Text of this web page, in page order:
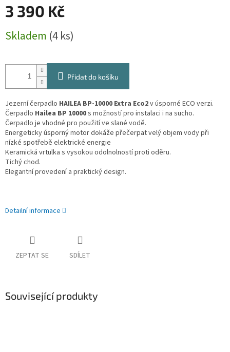
3 390 Kč
cena:
Skladem (4 ks)
Přidat do košíku
Jezerní čerpadlo HAILEA BP-10000 Extra Eco2v úsporné ECO verzi.
Čerpadlo Hailea BP 10000s možností pro instalaci i na sucho.
Čerpadlo je vhodné pro použití ve slané vodě.
Energeticky úsporný motor dokáže přečerpat velý objem vody při
nízké spotřebě elektrické energie
Keramická vrtulka s vysokou odolnolností proti oděru.
Tichý chod.
Elegantní provedení a praktický design.
Detailní informace
ZEPTAT SE SDÍLET
Související produkty